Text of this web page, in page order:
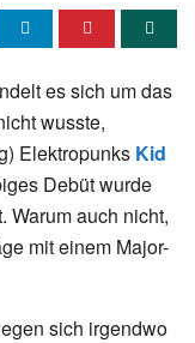
es sich um das
wusste,
Elektropunks Kid
Debüt wurde
Warum auch nicht,
mit einem Major-
sich irgendwo